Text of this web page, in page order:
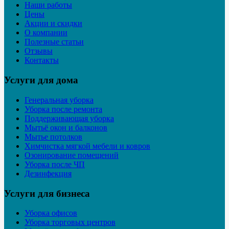
Наши работы
Цены
Акции и скидки
О компании
Полезные статьи
Отзывы
Контакты
Услуги для дома
Генеральная уборка
Уборка после ремонта
Поддерживающая уборка
Мытьё окон и балконов
Мытье потолков
Химчистка мягкой мебели и ковров
Озонирование помещений
Уборка после ЧП
Дезинфекция
Услуги для бизнеса
Уборка офисов
Уборка торговых центров